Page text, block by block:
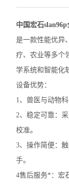
赛默飞
赛默飞7500实
赛默飞
赛默飞
赛默飞
赛默飞
赛默飞
中国宏石
是一款性能优异
疗、农业等多个
学系统和智能化
设备优势：
1、兽医与动物
2、稳定可靠：
校准。
3、操作简便：
手。
4售后服务*：宏